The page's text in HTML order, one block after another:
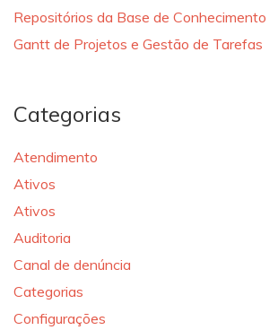
Repositórios da Base de Conhecimento
Gantt de Projetos e Gestão de Tarefas
Categorias
Atendimento
Ativos
Ativos
Auditoria
Canal de denúncia
Categorias
Configurações